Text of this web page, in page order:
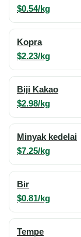
$0.54/kg
Kopra
$2.23/kg
Biji Kakao
$2.98/kg
Minyak kedelai
$7.25/kg
Bir
$0.81/kg
Tempe